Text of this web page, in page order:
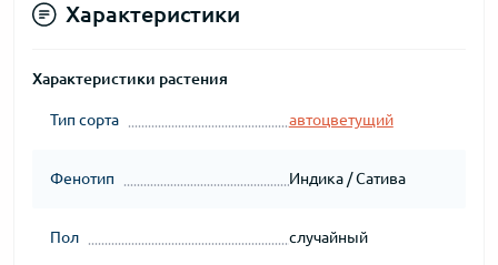
Характеристики
Характеристики растения
Тип сорта автоцветущий
Фенотип Индика / Сатива
Пол случайный